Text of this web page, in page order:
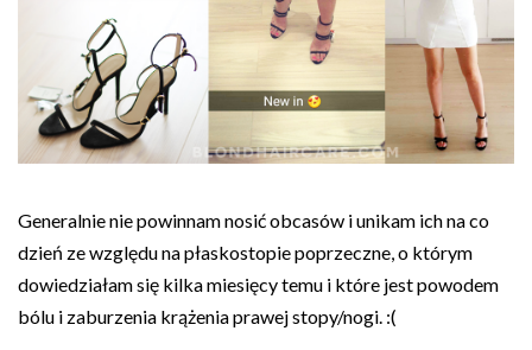
Generalnie nie powinnam nosić obcasów i unikam ich na co
dzień ze względu na płaskostopie poprzeczne, o którym
dowiedziałam się kilka miesięcy temu i które jest powodem
bólu i zaburzenia krążenia prawej stopy/nogi. :(